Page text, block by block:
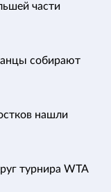
части
собирают
нашли
турнира WTA